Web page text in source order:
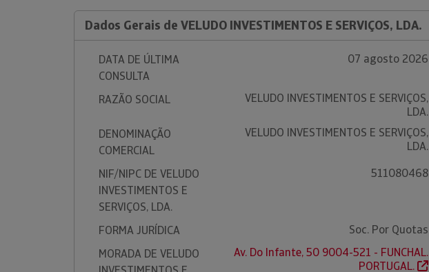
Dados Gerais de VELUDO INVESTIMENTOS E SERVIÇOS, LDA.
DATA DE ÚLTIMA
CONSULTA
07 agosto 2026
RAZÃO SOCIAL
VELUDO INVESTIMENTOS E SERVIÇOS,
LDA.
DENOMINAÇÃO
COMERCIAL
VELUDO INVESTIMENTOS E SERVIÇOS,
LDA.
NIF/NIPC DE VELUDO
INVESTIMENTOS E
SERVIÇOS, LDA.
511080468
FORMA JURÍDICA
Soc. Por Quotas
MORADA DE VELUDO
Av. Do Infante, 50 9004-521 - FUNCHAL.
PORTUGAL.